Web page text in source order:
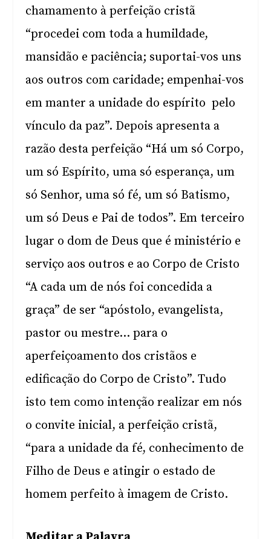
chamamento à perfeição cristã
“procedei com toda a humildade,
mansidão e paciência; suportai-vos uns
aos outros com caridade; empenhai-vos
em manter a unidade do espírito pelo
vínculo da paz”. Depois apresenta a
razão desta perfeição “Há um só Corpo,
um só Espírito, uma só esperança, um
só Senhor, uma só fé, um só Batismo,
um só Deus e Pai de todos”. Em terceiro
lugar o dom de Deus que é ministério e
serviço aos outros e ao Corpo de Cristo
“A cada um de nós foi concedida a
graça” de ser “apóstolo, evangelista,
pastor ou mestre… para o
aperfeiçoamento dos cristãos e
edificação do Corpo de Cristo”. Tudo
isto tem como intenção realizar em nós
o convite inicial, a perfeição cristã,
“para a unidade da fé, conhecimento de
Filho de Deus e atingir o estado de
homem perfeito à imagem de Cristo.